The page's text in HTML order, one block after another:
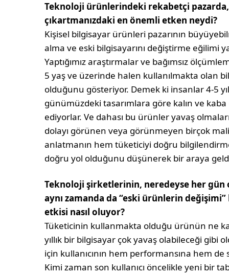
Teknoloji ürünlerindeki rekabetçi
çıkartmanızdaki en önemli etken neydi?
Kişisel bilgisayar ürünleri pazarının
alma ve eski bilgisayarını değiştirme eğilimi
Yaptığımız araştırmalar ve bağımsız
5 yaş ve üzerinde halen kullanılmakta olan
olduğunu gösteriyor. Demek ki insanlar 4-5
günümüzdeki tasarımlara göre kalın ve
ediyorlar. Ve dahası bu ürünler yavaş
dolayı görünen veya görünmeyen birçok
anlatmanın hem tüketiciyi doğru
doğru yol olduğunu düşünerek bir araya
Teknoloji şirketlerinin, neredeyse her
aynı zamanda da “eski ürünlerin
etkisi nasıl oluyor?
Tüketicinin kullanmakta olduğu ürünün ne
yıllık bir bilgisayar çok yavaş olabileceği gibi
için kullanıcının hem performansına hem
Kimi zaman son kullanıcı öncelikle yeni bir